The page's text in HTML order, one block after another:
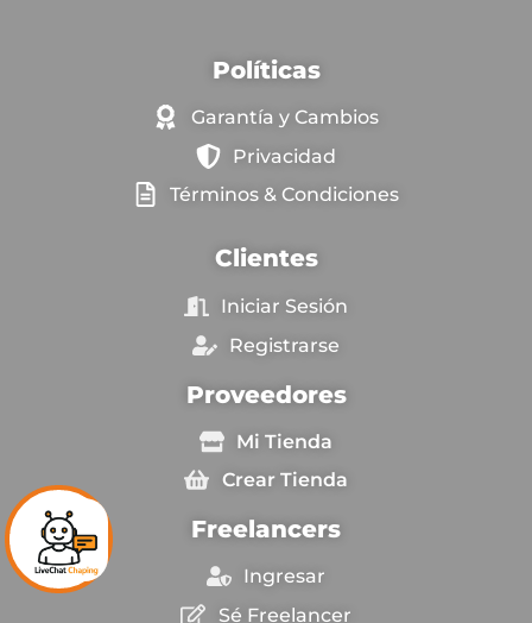
Políticas
Garantía y Cambios
Privacidad
Términos & Condiciones
Clientes
Iniciar Sesión
Registrarse
Proveedores
Mi Tienda
Crear Tienda
Freelancers
Ingresar
Sé Freelancer